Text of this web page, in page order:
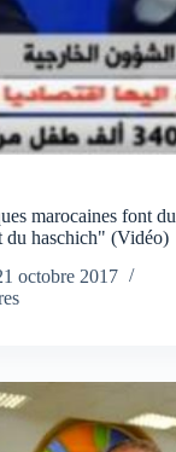
marocaines font du
du haschich" (Vidéo)
octobre 2017